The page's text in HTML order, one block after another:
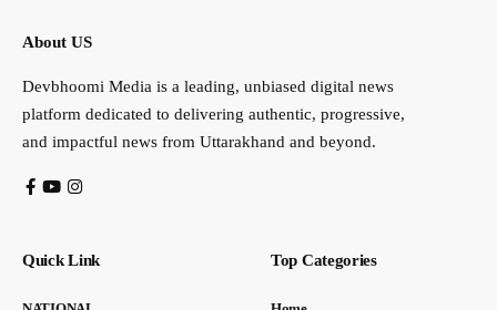
About US
Devbhoomi Media is a leading, unbiased digital news
platform dedicated to delivering authentic, progressive,
and impactful news from Uttarakhand and beyond.
Quick Link Top Categories